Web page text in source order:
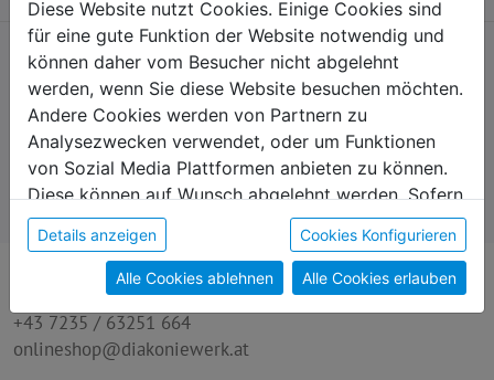
Persönlicher Service
Wir nehmen uns gerne Zeit
für dich.
Einfache Rückgabe
Kein Problem, falls du es
dir anders überlegst.
+43 7235 / 63251 664
onlineshop@diakoniewerk.at
Diese Website nutzt Cookies. Einige Cookies sind
für eine gute Funktion der Website notwendig und
können daher vom Besucher nicht abgelehnt
werden, wenn Sie diese Website besuchen möchten.
Andere Cookies werden von Partnern zu
Analysezwecken verwendet, oder um Funktionen
von Sozial Media Plattformen anbieten zu können.
Diese können auf Wunsch abgelehnt werden. Sofern
sie unsere Webseite weiter nutzen, geben Sie
Einwilligung zu unseren Cookies.
Details anzeigen Cookies Konfigurieren
Alle Cookies ablehnen Alle Cookies erlauben